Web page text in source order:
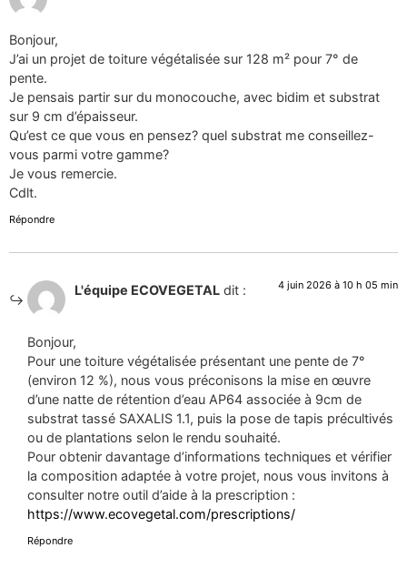
Bonjour,
J’ai un projet de toiture végétalisée sur 128 m² pour 7° de
pente.
Je pensais partir sur du monocouche, avec bidim et substrat
sur 9 cm d’épaisseur.
Qu’est ce que vous en pensez? quel substrat me conseillez-
vous parmi votre gamme?
Je vous remercie.
Cdlt.
Répondre
L'équipe ECOVEGETAL dit : 4 juin 2026 à 10 h 05 min
Bonjour,
Pour une toiture végétalisée présentant une pente de 7°
(environ 12 %), nous vous préconisons la mise en œuvre
d’une natte de rétention d’eau AP64 associée à 9cm de
substrat tassé SAXALIS 1.1, puis la pose de tapis précultivés
ou de plantations selon le rendu souhaité.
Pour obtenir davantage d’informations techniques et vérifier
la composition adaptée à votre projet, nous vous invitons à
consulter notre outil d’aide à la prescription :
https://www.ecovegetal.com/prescriptions/
Répondre